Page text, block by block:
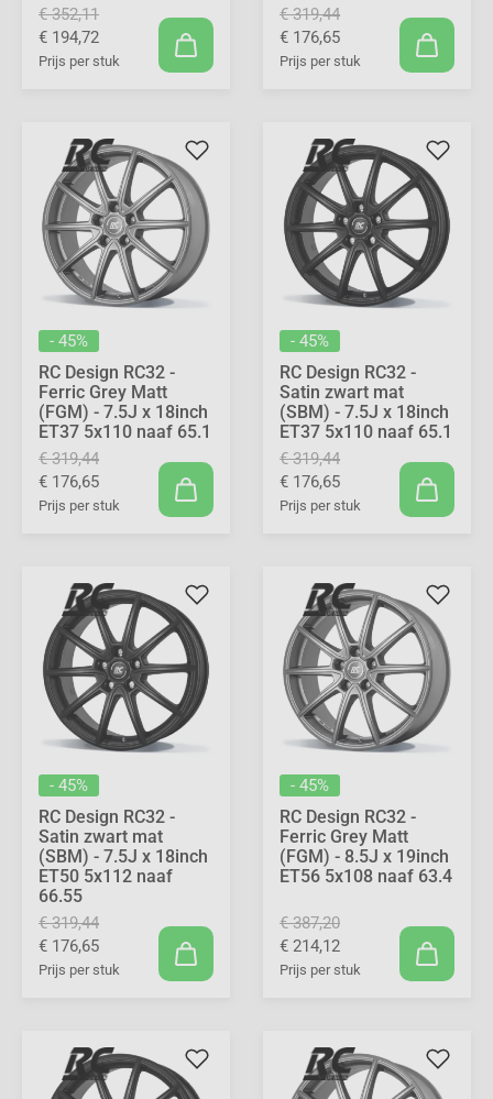
€ 352,11
€ 194,72
Prijs per stuk
€ 319,44
€ 176,65
Prijs per stuk
- 45%
RC Design RC32 -
Ferric Grey Matt
(FGM) - 7.5J x 18inch
ET37 5x110 naaf 65.1
€ 319,44
€ 176,65
Prijs per stuk
- 45%
RC Design RC32 -
Satin zwart mat
(SBM) - 7.5J x 18inch
ET37 5x110 naaf 65.1
€ 319,44
€ 176,65
Prijs per stuk
- 45%
RC Design RC32 -
Satin zwart mat
(SBM) - 7.5J x 18inch
ET50 5x112 naaf
66.55
€ 319,44
€ 176,65
Prijs per stuk
- 45%
RC Design RC32 -
Ferric Grey Matt
(FGM) - 8.5J x 19inch
ET56 5x108 naaf 63.4
€ 387,20
€ 214,12
Prijs per stuk